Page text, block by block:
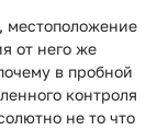
местоположение
от него же
в пробной
контроля
не то что